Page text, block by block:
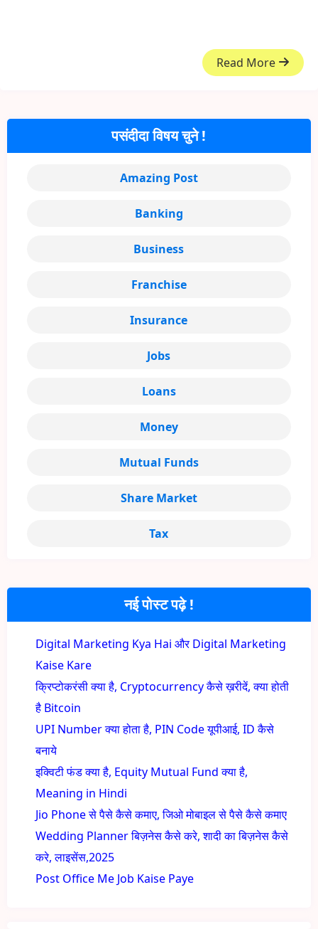
Read More
नई पोस्ट पढ़े !
Digital Marketing Kya Hai और Digital Marketing
Kaise Kare
क्रिप्टोकरंसी क्या है, Cryptocurrency कैसे ख़रीदें, क्या होती
है Bitcoin
UPI Number क्या होता है, PIN Code यूपीआई, ID कैसे
बनाये
इक्विटी फंड क्या है, Equity Mutual Fund क्या है,
Meaning in Hindi
Jio Phone से पैसे कैसे कमाए, जिओ मोबाइल से पैसे कैसे कमाए
Wedding Planner बिज़नेस कैसे करे, शादी का बिज़नेस कैसे
करे, लाइसेंस,2025
Post Office Me Job Kaise Paye
पसंदीदा विषय चुने !
Amazing Post
Banking
Business
Franchise
Insurance
Jobs
Loans
Money
Mutual Funds
Share Market
Tax